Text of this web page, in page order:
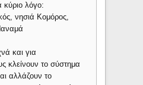
κύριο λόγο:
νησιά Κομόρος,
και για
κλείνουν το σύστημα
αλλάζουν το